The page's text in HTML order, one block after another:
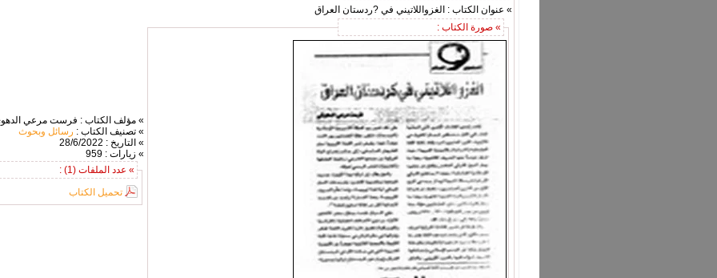
» عنوان الكتاب : الغزواللاتيني في ?ردستان العراق
» صورة الكتاب :
» مؤلف الكتاب : فرست مرعي
» تصنيف الكتاب : رسائل وبحوث
» التاريخ : 28/6/2022
» زيارات : 959
» عدد الملفات (1) :
تحميل الكتاب